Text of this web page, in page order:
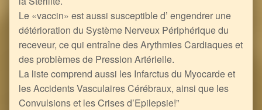
Le «vaccin» est aussi susceptible d’ engendrer une
détérioration du Système Nerveux Périphérique du
receveur, ce qui entraîne des Arythmies Cardiaques et
des problèmes de Pression Artérielle.
La liste comprend aussi les Infarctus du Myocarde et
les Accidents Vasculaires Cérébraux, ainsi que les
Convulsions et les Crises d’Epilepsie!”